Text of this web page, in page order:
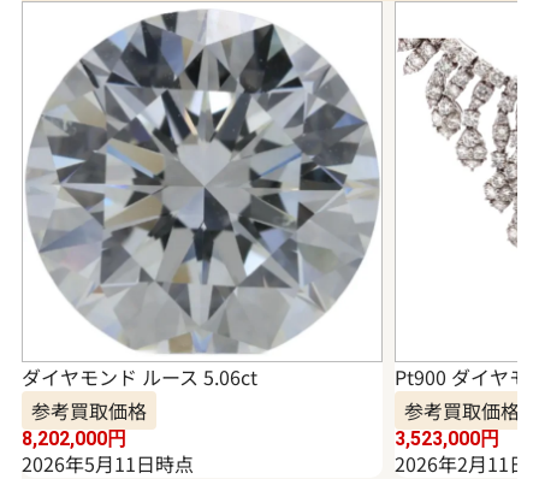
ダイヤモンド ルース 5.06ct
参考買取価格
8,202,000円
2026年5月11日時点
Pt900 ダイヤモ
参考買取価格
3,523,000円
2026年2月11日